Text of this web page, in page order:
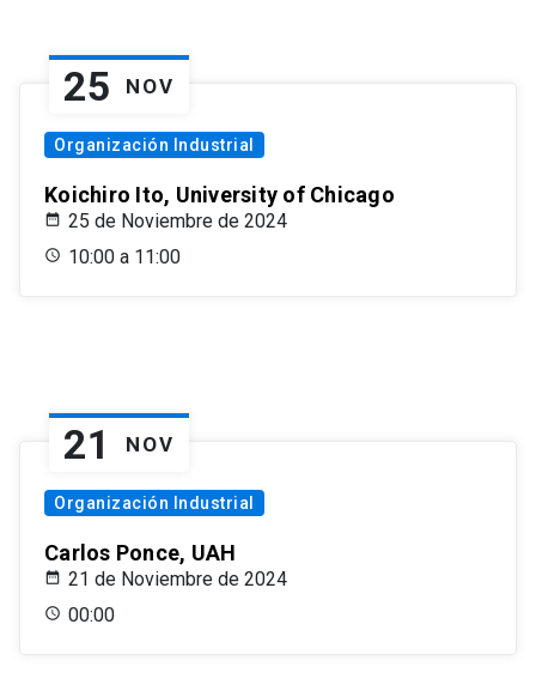
25 NOV
Organización Industrial
Koichiro Ito, University of Chicago
25 de Noviembre de 2024
10:00 a 11:00
21 NOV
Organización Industrial
Carlos Ponce, UAH
21 de Noviembre de 2024
00:00